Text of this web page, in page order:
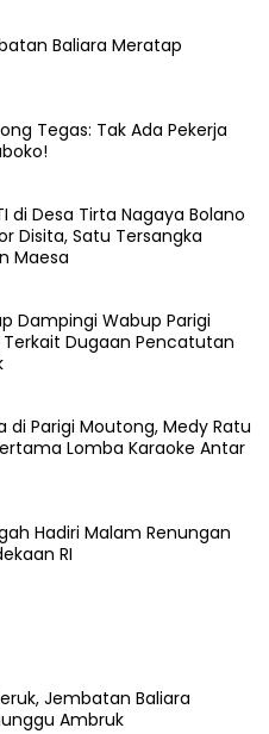
Baliara Meratap
Tegas: Tak Ada Pekerja
di Desa Tirta Nagaya Bolano
Disita, Satu Tersangka
Maesa
Dampingi Wabup Parigi
Dugaan Pencatutan
di Parigi Moutong, Medy Ratu
Lomba Karaoke Antar
Hadiri Malam Renungan
RI
Jembatan Baliara
Ambruk